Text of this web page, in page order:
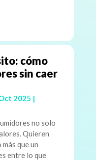
cómo
sin caer
2025 |
no solo
Quieren
que un
entre lo que